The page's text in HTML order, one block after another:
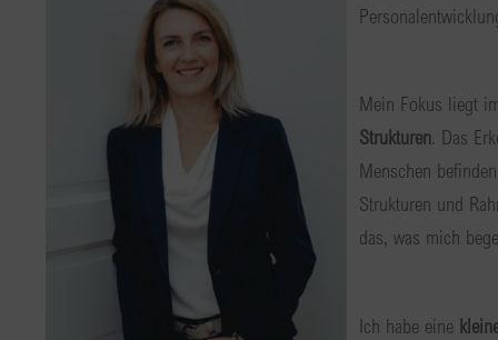
Mein Fokus liegt
Strukturen. Das
Menschen
Strukturen und
das, was mich
Ich habe eine